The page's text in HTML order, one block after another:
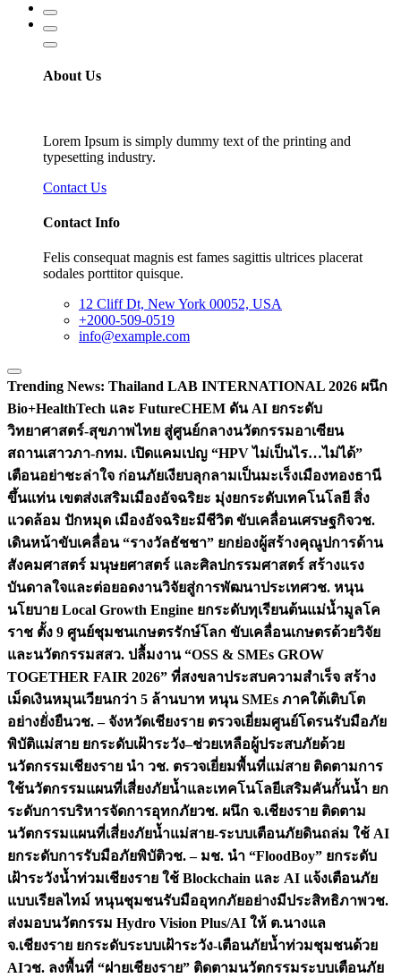
About Us
Lorem Ipsum is simply dummy text of the printing and
typesetting industry.
Contact Us
Contact Info
Felis consequat magnis est fames sagittis ultrices placerat
sodales porttitor quisque.
12 Cliff Dt, New York 00052, USA
+2000-509-0519
info@example.com
Trending News: Thailand LAB INTERNATIONAL 2026 ผนึก
Bio+HealthTech และ FutureCHEM ดัน AI ยกระดับ
วิทยาศาสตร์-สุขภาพไทย สู่ศูนย์กลางนวัตกรรมอาเซียน
สถานเสาวภา-กทม. เปิดแคมเปญ “HPV ไม่เป็นไร…ไม่ได้”
เตือนอย่าชะล่าใจ ก่อนภัยเงียบลุกลามเป็นมะเร็งเมืองทองธานี
ขึ้นแท่น เขตส่งเสริมเมืองอัจฉริยะ มุ่งยกระดับเทคโนโลยี สิ่ง
แวดล้อม ปักหมุด เมืองอัจฉริยะมีชีวิต ขับเคลื่อนเศรษฐกิจวช.
เดินหน้าขับเคลื่อน “รางวัลธัชชา” ยกย่องผู้สร้างคุณูปการด้าน
สังคมศาสตร์ มนุษยศาสตร์ และศิลปกรรมศาสตร์ สร้างแรง
บันดาลใจและต่อยอดงานวิจัยสู่การพัฒนาประเทศวช. หนุน
นโยบาย Local Growth Engine ยกระดับทุเรียนต้นแม่น้ำมูลโค
ราช ตั้ง 9 ศูนย์ชุมชนเกษตรรักษ์โลก ขับเคลื่อนเกษตรด้วยวิจัย
และนวัตกรรมสสว. ปลื้มงาน “OSS & SMEs GROW
TOGETHER FAIR 2026” ที่สงขลาประสบความสำเร็จ สร้าง
เม็ดเงินหมุนเวียนกว่า 5 ล้านบาท หนุน SMEs ภาคใต้เติบโต
อย่างยั่งยืนวช. – จังหวัดเชียงราย ตรวจเยี่ยมศูนย์โดรนรับมือภัย
พิบัติแม่สาย ยกระดับเฝ้าระวัง–ช่วยเหลือผู้ประสบภัยด้วย
นวัตกรรมเชียงราย นำ วช. ตรวจเยี่ยมพื้นที่แม่สาย ติดตามการ
ใช้นวัตกรรมแผนที่เสี่ยงภัยน้ำและเทคโนโลยีเสริมคันกั้นน้ำ ยก
ระดับการบริหารจัดการอุทกภัยวช. ผนึก จ.เชียงราย ติดตาม
นวัตกรรมแผนที่เสี่ยงภัยน้ำแม่สาย-ระบบเตือนภัยดินถล่ม ใช้ AI
ยกระดับการรับมือภัยพิบัติวช. – มช. นำ “FloodBoy” ยกระดับ
เฝ้าระวังน้ำท่วมเชียงราย ใช้ Blockchain และ AI แจ้งเตือนภัย
แบบเรียลไทม์ หนุนชุมชนรับมืออุทกภัยอย่างมีประสิทธิภาพวช.
ส่งมอบนวัตกรรม Hydro Vision Plus/AI ให้ ต.นางแล
จ.เชียงราย ยกระดับระบบเฝ้าระวัง-เตือนภัยน้ำท่วมชุมชนด้วย
AIวช. ลงพื้นที่ “ฝายเชียงราย” ติดตามนวัตกรรมระบบเตือนภัย